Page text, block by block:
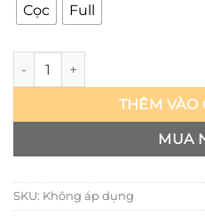
Cọc Full
Dragon Ball Z - Songoku &
THÊM VÀO
MUA
SKU: Không áp dụng